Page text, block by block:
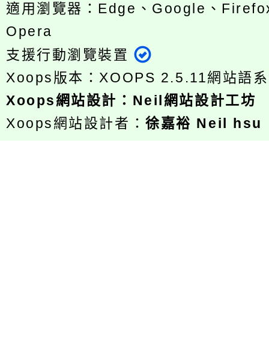
適用瀏覽器：Edge、Google、
Opera
支援行動瀏覽裝置
Xoops版本：XOOPS 2.5.11網站語
Xoops網站設計 ： Neil網站設計工坊
Xoops網站設計者：徐嘉裕 Neil hsu